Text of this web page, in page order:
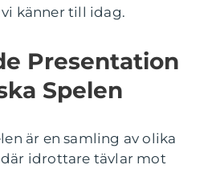
känner till idag.
Presentation
Spelen
är en samling av olika
idrottare tävlar mot